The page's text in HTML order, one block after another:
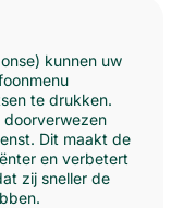
kunnen uw
te drukken.
doorverwezen
Dit maakt de
en verbetert
zij sneller de